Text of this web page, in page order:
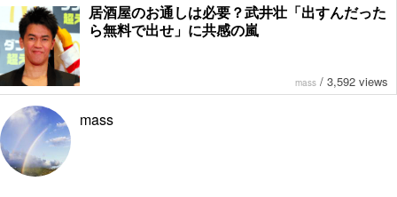
居酒屋のお通しは必要？武井壮「出すんだった
ら無料で出せ」に共感の嵐
mass / 3,592 views
mass